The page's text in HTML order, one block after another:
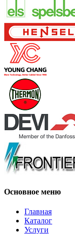
Основное меню
Главная
Каталог
Услуги